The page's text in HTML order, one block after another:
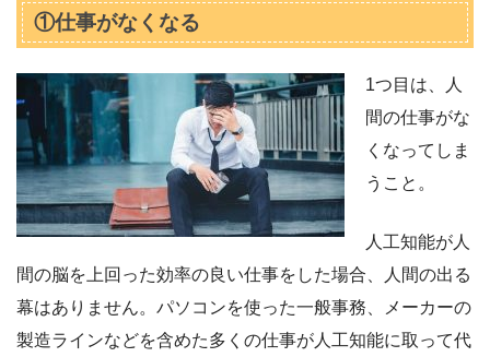
①仕事がなくなる
1つ目は、人
間の仕事がな
くなってしま
うこと。
人工知能が人
間の脳を上回った効率の良い仕事をした場合、人間の出る
幕はありません。パソコンを使った一般事務、メーカーの
製造ラインなどを含めた多くの仕事が人工知能に取って代